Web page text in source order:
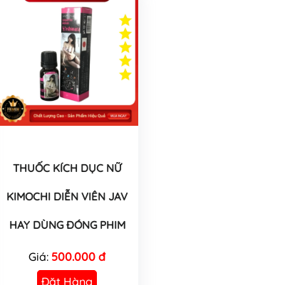
THUỐC KÍCH DỤC NỮ
KIMOCHI DIỄN VIÊN JAV
HAY DÙNG ĐÓNG PHIM
Giá: 500.000 đ
Đặt Hàng